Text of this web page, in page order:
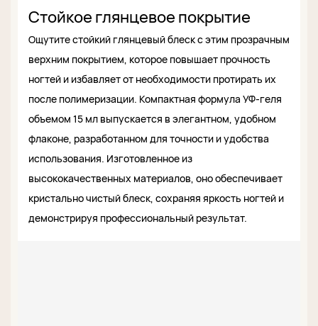
Стойкое глянцевое покрытие
Ощутите стойкий глянцевый блеск с этим прозрачным
верхним покрытием, которое повышает прочность
ногтей и избавляет от необходимости протирать их
после полимеризации. Компактная формула УФ-геля
объемом 15 мл выпускается в элегантном, удобном
флаконе, разработанном для точности и удобства
использования. Изготовленное из
высококачественных материалов, оно обеспечивает
кристально чистый блеск, сохраняя яркость ногтей и
демонстрируя профессиональный результат.